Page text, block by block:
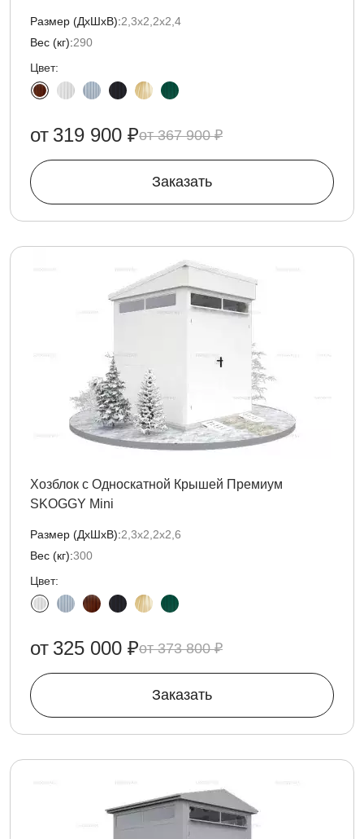
Размер (ДxШxВ):2,3х2,2х2,4
Вес (кг):290
Цвет:
367 900 ₽
от 319 900 ₽
Заказать
Хозблок с Односкатной Крышей Премиум
SKOGGY Mini
Размер (ДxШxВ):2,3х2,2х2,6
Вес (кг):300
Цвет:
373 800 ₽
от 325 000 ₽
Заказать